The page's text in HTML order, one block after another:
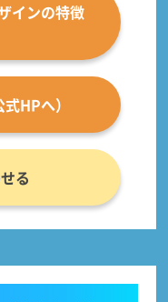
インの特徴
HPへ）
る